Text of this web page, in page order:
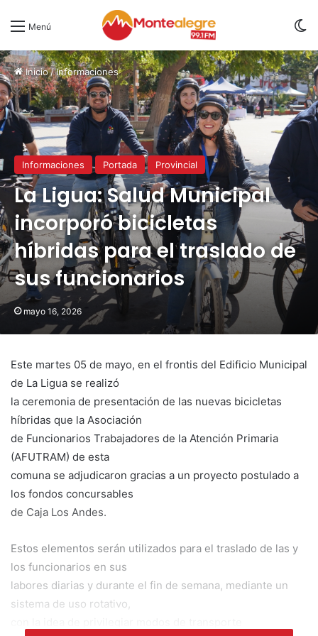
Menú
Inicio/Informaciones
Informaciones Portada Provincial
La Ligua: Salud Municipal
incorporó bicicletas
híbridas para el traslado de
sus funcionarios
mayo 16, 2026
Este martes 05 de mayo, en el frontis del Edificio Municipal
de La Ligua se realizó
la ceremonia de presentación de las nuevas bicicletas
híbridas que la Asociación
de Funcionarios Trabajadores de la Atención Primaria
(AFUTRAM) de esta
comuna se adjudicaron gracias a un proyecto postulado a
los fondos concursables
de Caja Los Andes.
Estos elementos serán utilizados para el traslado de las y
los funcionarios en sus
labores diarias y durante el fin de semana, mediante un
sistema de uso rotativo,